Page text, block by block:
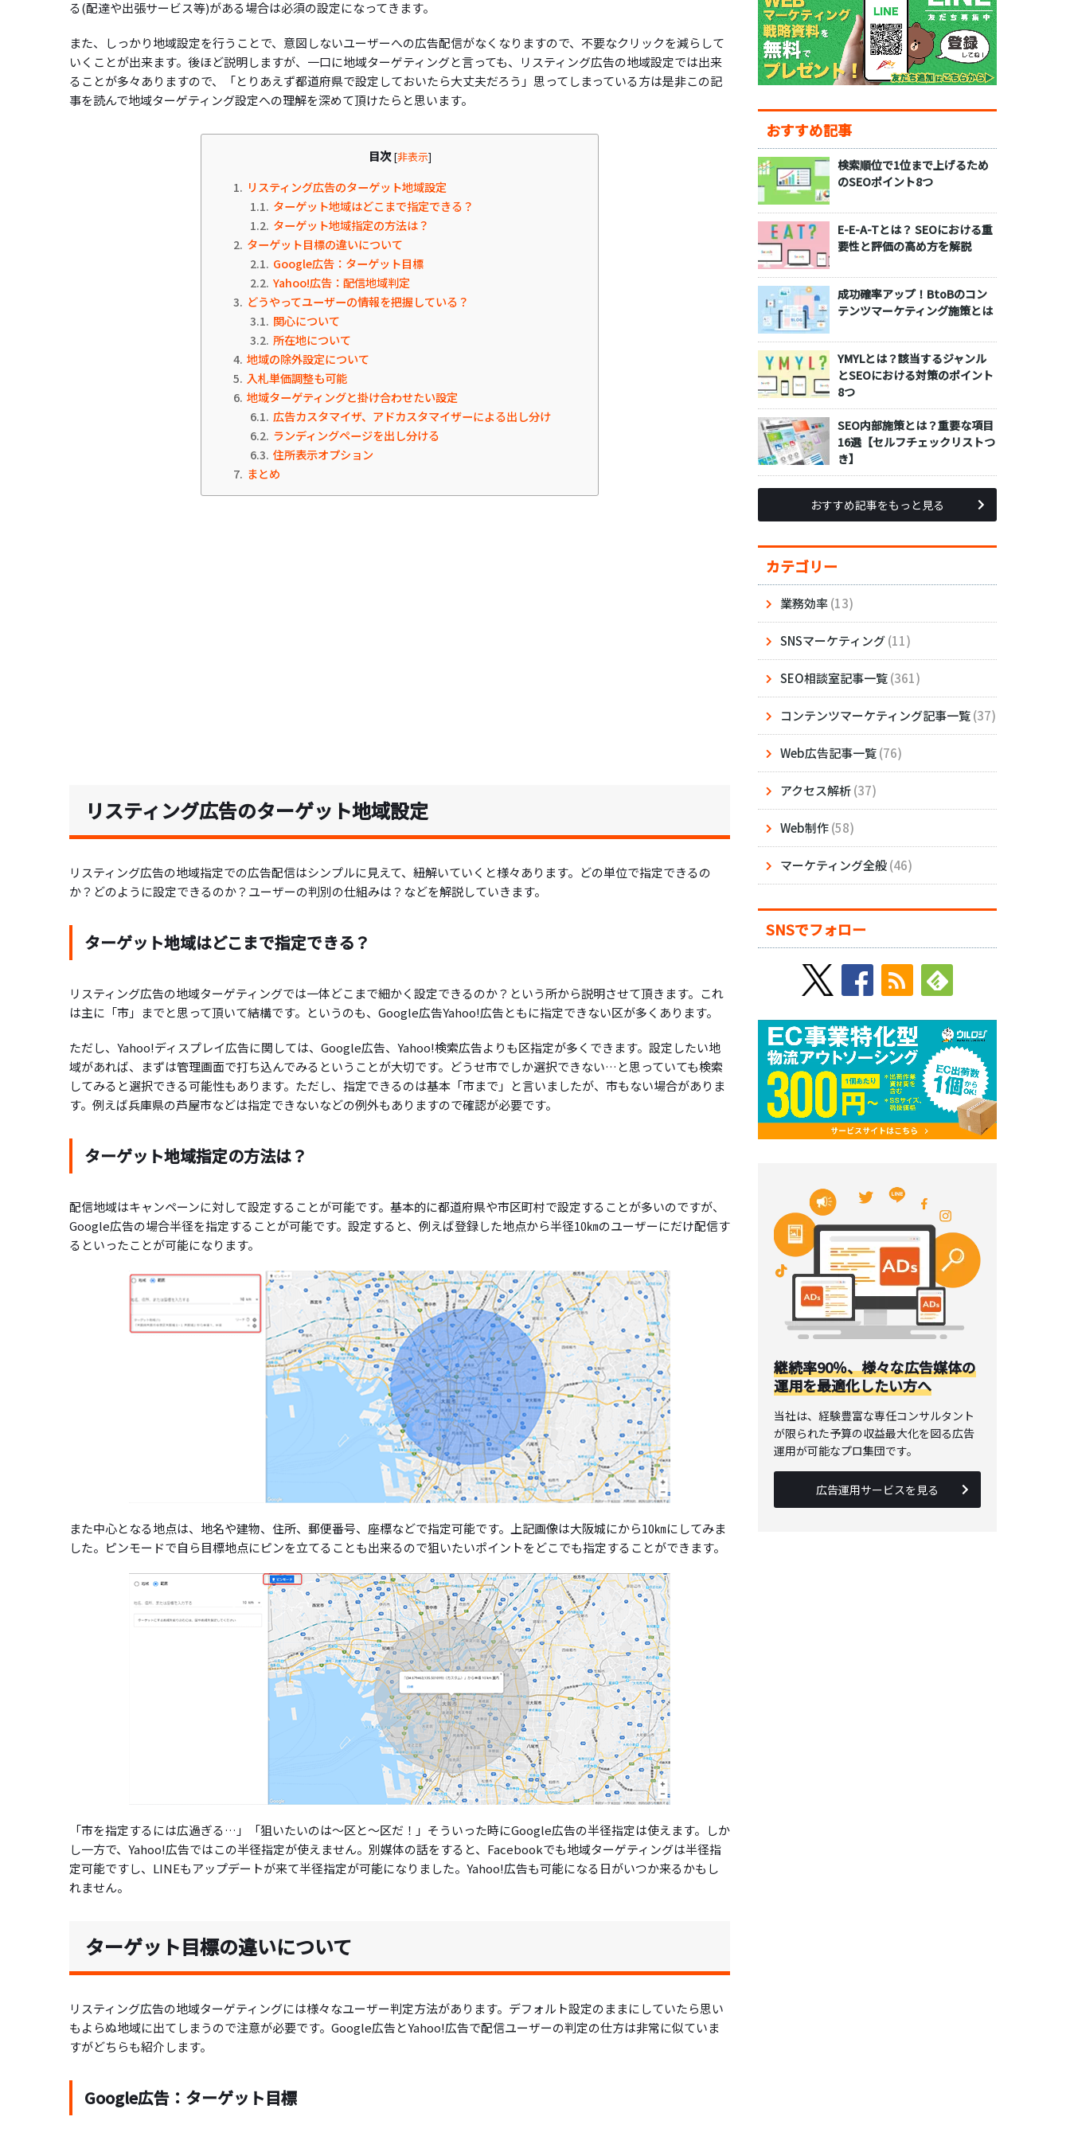
る(配達や出張サービス等)がある場合は必須の設定になってきます。
また、しっかり地域設定を行うことで、意図しないユーザーへの広告配信がなくなりますので、不要なクリックを減らして
いくことが出来ます。後ほど説明しますが、一口に地域ターゲティングと言っても、リスティング広告の地域設定では出来
ることが多々ありますので、「とりあえず都道府県で設定しておいたら大丈夫だろう」思ってしまっている方は是非この記
事を読んで地域ターゲティング設定への理解を深めて頂けたらと思います。
目次 [非表示]
1
リスティング広告のターゲット地域設定
1.1 ターゲット地域はどこまで指定できる？
1.2 ターゲット地域指定の方法は？
2 ターゲット目標の違いについて
2.1 Google広告：ターゲット目標
2.2 Yahoo!広告：配信地域判定
3 どうやってユーザーの情報を把握している？
3.1 関心について
3.2 所在地について
4 地域の除外設定について
5 入札単価調整も可能
6 地域ターゲティングと掛け合わせたい設定
6.1 広告カスタマイザ、アドカスタマイザーによる出し分け
6.2 ランディングページを出し分ける
6.3 住所表示オプション
7 まとめ
リスティング広告のターゲット地域設定
リスティング広告の地域指定での広告配信はシンプルに見えて、紐解いていくと様々あります。どの単位で指定できるの
か？どのように設定できるのか？ユーザーの判別の仕組みは？などを解説していきます。
ターゲット地域はどこまで指定できる？
リスティング広告の地域ターゲティングでは一体どこまで細かく設定できるのか？という所から説明させて頂きます。これ
は主に「市」までと思って頂いて結構です。というのも、Google広告Yahoo!広告ともに指定できない区が多くあります。
ただし、Yahoo!ディスプレイ広告に関しては、Google広告、Yahoo!検索広告よりも区指定が多くできます。設定したい地
域があれば、まずは管理画面で打ち込んでみるということが大切です。どうせ市でしか選択できない…と思っていても検索
してみると選択できる可能性もあります。ただし、指定できるのは基本「市まで」と言いましたが、市もない場合がありま
す。例えば兵庫県の芦屋市などは指定できないなどの例外もありますので確認が必要です。
ターゲット地域指定の方法は？
配信地域はキャンペーンに対して設定することが可能です。基本的に都道府県や市区町村で設定することが多いのですが、
Google広告の場合半径を指定することが可能です。設定すると、例えば登録した地点から半径10㎞のユーザーにだけ配信す
るといったことが可能になります。
また中心となる地点は、地名や建物、住所、郵便番号、座標などで指定可能です。上記画像は大阪城にから10㎞にしてみま
した。ピンモードで自ら目標地点にピンを立てることも出来るので狙いたいポイントをどこでも指定することができます。
「市を指定するには広過ぎる…」「狙いたいのは～区と～区だ！」そういった時にGoogle広告の半径指定は使えます。しか
し一方で、Yahoo!広告ではこの半径指定が使えません。別媒体の話をすると、Facebookでも地域ターゲティングは半径指
定可能ですし、LINEもアップデートが来て半径指定が可能になりました。Yahoo!広告も可能になる日がいつか来るかもし
れません。
ターゲット目標の違いについて
リスティング広告の地域ターゲティングには様々なユーザー判定方法があります。デフォルト設定のままにしていたら思い
もよらぬ地域に出てしまうので注意が必要です。Google広告とYahoo!広告で配信ユーザーの判定の仕方は非常に似ていま
すがどちらも紹介します。
Google広告：ターゲット目標
おすすめ記事
検索順位で1位まで上げるため
のSEOポイント8つ
E-E-A-Tとは？ SEOにおける重
要性と評価の高め方を解説
成功確率アップ！BtoBのコン
テンツマーケティング施策とは
YMYLとは？該当するジャンル
とSEOにおける対策のポイント
8つ
SEO内部施策とは？重要な項目
16選【セルフチェックリストつ
き】
おすすめ記事をもっと見る
カテゴリー
業務効率(13)
SNSマーケティング(11)
SEO相談室記事一覧(361)
コンテンツマーケティング記事一覧(37)
Web広告記事一覧(76)
アクセス解析(37)
Web制作(58)
マーケティング全般(46)
SNSでフォロー
継続率90％、様々な広告媒体の
運用を最適化したい方へ
当社は、経験豊富な専任コンサルタント
が限られた予算の収益最大化を図る広告
運用が可能なプロ集団です。
広告運用サービスを見る